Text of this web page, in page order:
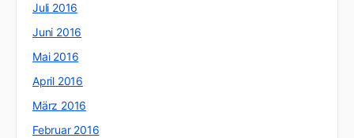
Juli 2016
Juni 2016
Mai 2016
April 2016
März 2016
Februar 2016